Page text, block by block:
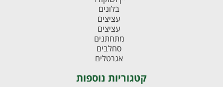
בלונים
עציצים
עציצים
מתחתנים
סחלבים
אגרטלים
קטגוריות נוספות